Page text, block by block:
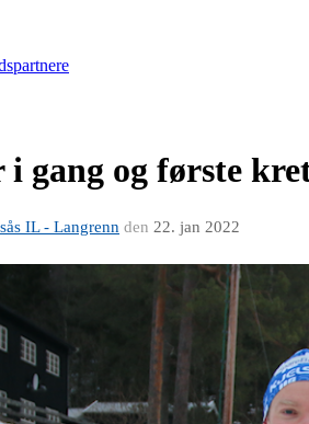
gang og første
IL - Langrenn den 22. jan 2022